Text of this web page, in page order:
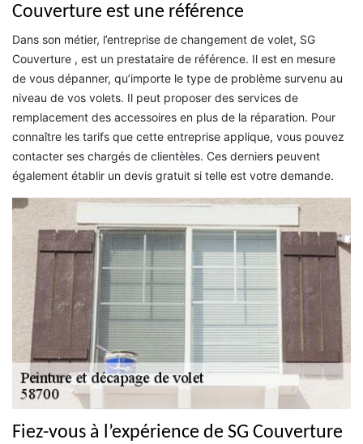
Couverture est une référence
Dans son métier, l’entreprise de changement de volet, SG
Couverture , est un prestataire de référence. Il est en mesure
de vous dépanner, qu’importe le type de problème survenu au
niveau de vos volets. Il peut proposer des services de
remplacement des accessoires en plus de la réparation. Pour
connaître les tarifs que cette entreprise applique, vous pouvez
contacter ses chargés de clientèles. Ces derniers peuvent
également établir un devis gratuit si telle est votre demande.
Fiez-vous à l’expérience de SG Couverture